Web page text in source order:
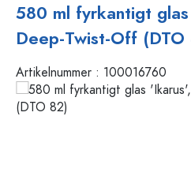
580 ml fyrkantigt
Deep-Twist-Off (DTO
Artikelnummer : 100016760